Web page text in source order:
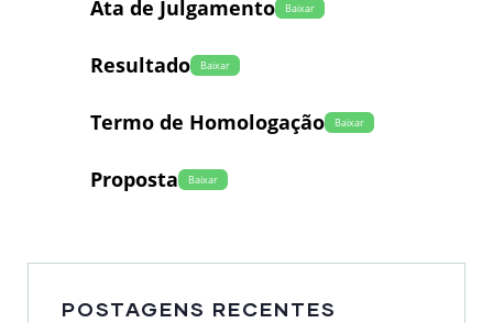
Ata de Julgamento Baixar
Resultado Baixar
Termo de Homologação Baixar
Proposta Baixar
POSTAGENS RECENTES